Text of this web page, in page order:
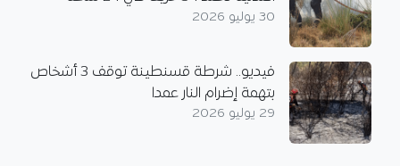
30 يوليو 2026
فيديو.. شرطة قسنطينة توقف 3 أشخاص
بتهمة إضرام النار عمدا
29 يوليو 2026